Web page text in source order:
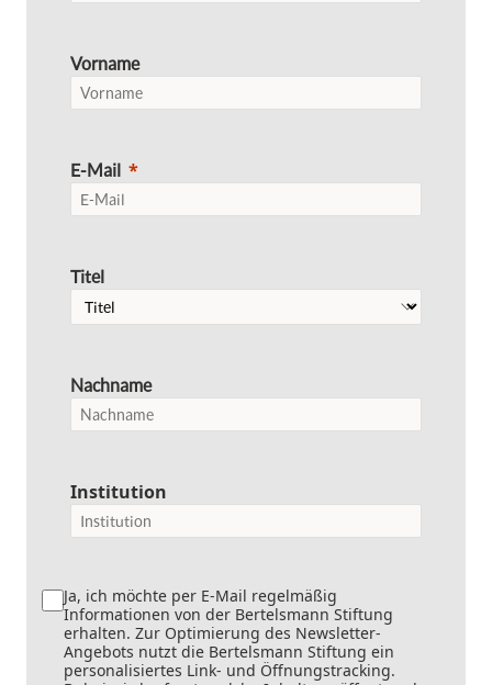
Vorname
E-Mail
Titel
Nachname
Institution
Ja, ich möchte per E-Mail regelmäßig
Informationen von der Bertelsmann Stiftung
erhalten. Zur Optimierung des Newsletter-
Angebots nutzt die Bertelsmann Stiftung ein
personalisiertes Link- und Öffnungstracking.